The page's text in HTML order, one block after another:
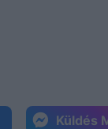
Küldés